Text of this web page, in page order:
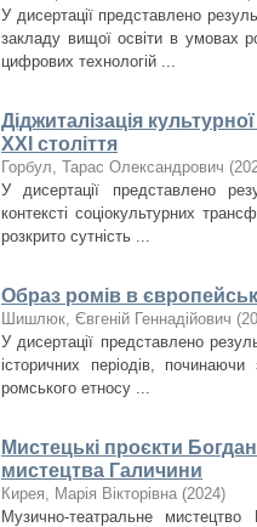
У дисертації представлено
закладу вищої освіти в умовах
цифрових технологій ...
Діджиталізація
ХХІ століття
Горбул, Тарас Олександрович (
У дисертації представлено
контексті соціокультурних
розкрито сутність ...
Образ ромів в
Шишлюк, Євгеній Геннадійович (
У дисертації представлено
історичних періодів,
ромського етносу ...
Мистецькі проєкти
мистецтва Галичини
Кирея, Марія Вікторівна (2024)
Музично-театральне